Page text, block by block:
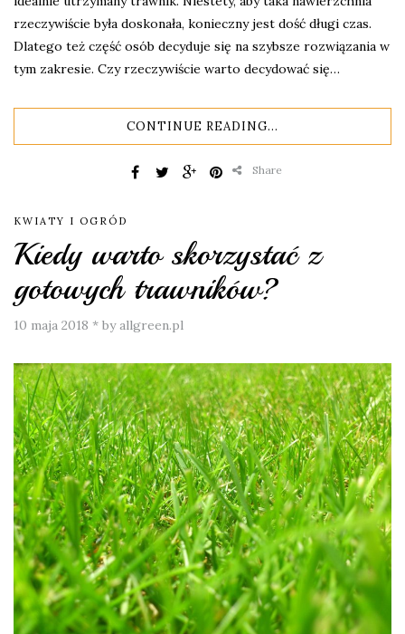
rzeczywiście była doskonała, konieczny jest dość długi czas.
Dlatego też część osób decyduje się na szybsze rozwiązania w
tym zakresie. Czy rzeczywiście warto decydować się…
CONTINUE READING...
Share
KWIATY I OGRÓD
Kiedy warto skorzystać z
gotowych trawników?
10 maja 2018 * by allgreen.pl